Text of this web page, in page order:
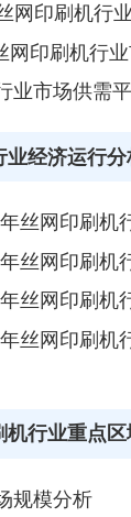
网印刷机行
印刷机行
业市场供需
业经济运行分
丝网印刷机
丝网印刷机
丝网印刷机
丝网印刷机
机行业重点
规模分析